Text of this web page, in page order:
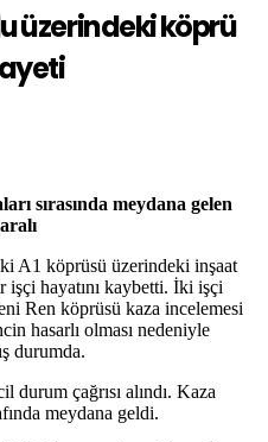
üzerindeki köprü
sırasında meydana gelen
A1 köprüsü üzerindeki inşaat
işçi hayatını kaybetti. İki işçi
Ren köprüsü kaza incelemesi
hasarlı olması nedeniyle
durumda.
durum çağrısı alındı. Kaza
meydana geldi.